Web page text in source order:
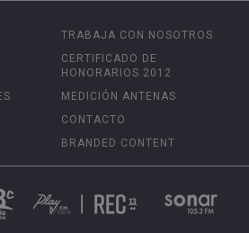
TRABAJA CON NOSOTROS
CERTIFICADO DE
HONORARIOS 2012
MEDICIÓN ANTENAS
CONTACTO
BRANDED CONTENT